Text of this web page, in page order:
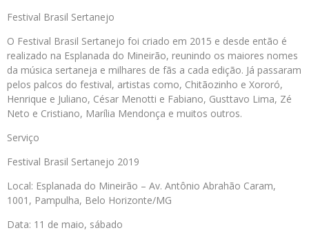
Festival Brasil Sertanejo
O Festival Brasil Sertanejo foi criado em 2015 e desde então é
realizado na Esplanada do Mineirão, reunindo os maiores nomes
da música sertaneja e milhares de fãs a cada edição. Já passaram
pelos palcos do festival, artistas como, Chitãozinho e Xororó,
Henrique e Juliano, César Menotti e Fabiano, Gusttavo Lima, Zé
Neto e Cristiano, Marília Mendonça e muitos outros.
Serviço
Festival Brasil Sertanejo 2019
Local: Esplanada do Mineirão – Av. Antônio Abrahão Caram,
1001, Pampulha, Belo Horizonte/MG
Data: 11 de maio, sábado